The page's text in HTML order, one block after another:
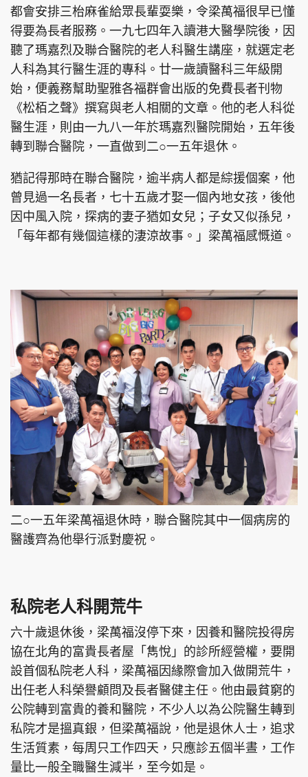
都會安排三枱麻雀給眾長輩耍樂，令梁萬福很早已懂
得要為長者服務。一九七四年入讀港大醫學院後，因
聽了瑪嘉烈及聯合醫院的老人科醫生講座，就選定老
人科為其行醫生涯的專科。廿一歲讀醫科三年級開
始，便義務幫助聖雅各福群會出版的免費長者刊物
《松栢之聲》撰寫與老人相關的文章。他的老人科從
醫生涯，則由一九八一年於瑪嘉烈醫院開始，五年後
轉到聯合醫院，一直做到二○一五年退休。
猶記得那時在聯合醫院，逾半病人都是綜援個案，他
曾見過一名長者，七十五歲才娶一個內地女孩，後他
因中風入院，探病的妻子猶如女兒；子女又似孫兒，
「每年都有幾個這樣的淒涼故事。」梁萬福感慨道。
二○一五年梁萬福退休時，聯合醫院其中一個病房的
醫護齊為他舉行派對慶祝。
私院老人科開荒牛
六十歲退休後，梁萬福沒停下來，因養和醫院投得房
協在北角的富貴長者屋「雋悅」的診所經營權，要開
設首個私院老人科，梁萬福因緣際會加入做開荒牛，
出任老人科榮譽顧問及長者醫健主任。他由最貧窮的
公院轉到富貴的養和醫院，不少人以為公院醫生轉到
私院才是搵真銀，但梁萬福說，他是退休人士，追求
生活質素，每周只工作四天，只應診五個半晝，工作
量比一般全職醫生減半，至今如是。